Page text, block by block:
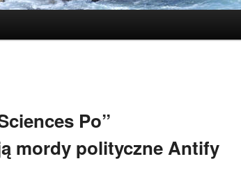
Po”
mordy polityczne Antify